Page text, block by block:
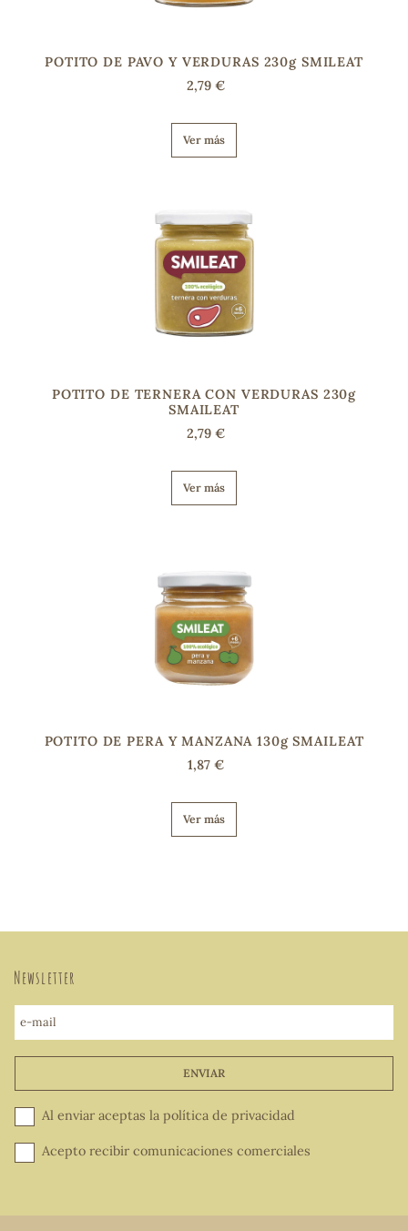
POTITO DE PAVO Y VERDURAS 230g SMILEAT
2,79 €
Ver más
POTITO DE TERNERA CON VERDURAS 230g
SMAILEAT
2,79 €
Ver más
POTITO DE PERA Y MANZANA 130g SMAILEAT
1,87 €
Ver más
Newsletter
e-mail
ENVIAR
Al enviar aceptas la política de privacidad
Acepto recibir comunicaciones comerciales